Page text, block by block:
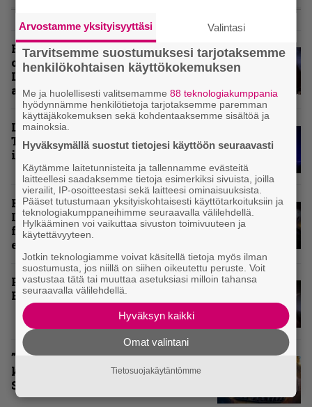
Hellsinki Metal Festival kuvina,
osa 1 – Accept, Carcass, Black
Label Society ja muita
avauspäivän esiintyjiä
Livearvio: Loppuunmyyty
Tavastia saatteli Sepulturan
ikiuneen
Rokki Raikasi Tampereella –
Infernon neljä väkevää nostoa
festarin kakkospäivän
esityksistä
Paluu vanhaan liittoon – Arch
Enemy Tavastialla
”Näillä festareilla kaikki on aina
kohdallaan” – raportti John
Smith Rock Festivalista
Arvostamme yksityisyyttäsi Valintasi
Tarvitsemme suostumuksesi tarjotaksemme
henkilökohtaisen käyttökokemuksen
Me ja huolellisesti valitsemamme88 teknologiakumppania
hyödynnämme henkilötietoja tarjotaksemme paremman
käyttäjäkokemuksen sekä kohdentaaksemme sisältöä ja
mainoksia.
Hyväksymällä suostut tietojesi käyttöön seuraavasti
Käytämme laitetunnisteita ja tallennamme evästeitä
laitteellesi saadaksemme tietoja esimerkiksi sivuista, joilla
vierailit, IP-osoitteestasi sekä laitteesi ominaisuuksista.
Pääset tutustumaan yksityiskohtaisesti käyttötarkoituksiin ja
teknologiakumppaneihimme seuraavalla välilehdellä.
Hylkääminen voi vaikuttaa sivuston toimivuuteen ja
käytettävyyteen.
Jotkin teknologiamme voivat käsitellä tietoja myös ilman
suostumusta, jos niillä on siihen oikeutettu peruste. Voit
vastustaa tätä tai muuttaa asetuksiasi milloin tahansa
seuraavalla välilehdellä.
Hyväksyn kaikki
Omat valintani
Tietosuojakäytäntömme